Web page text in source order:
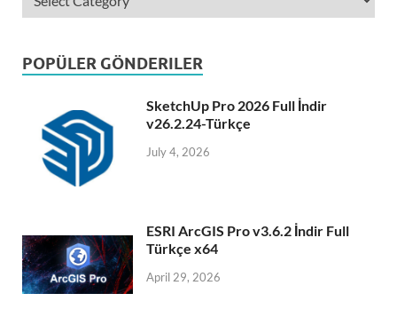
POPÜLER GÖNDERILER
SketchUp Pro 2026 Full İndir
v26.2.24-Türkçe
July 4, 2026
ESRI ArcGIS Pro v3.6.2 İndir Full
Türkçe x64
April 29, 2026